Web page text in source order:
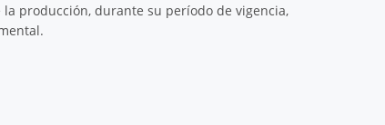
producción, durante su período de vigencia,